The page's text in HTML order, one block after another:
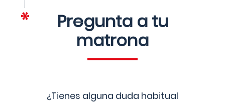
Pregunta a tu
matrona
¿Tienes alguna duda habitual